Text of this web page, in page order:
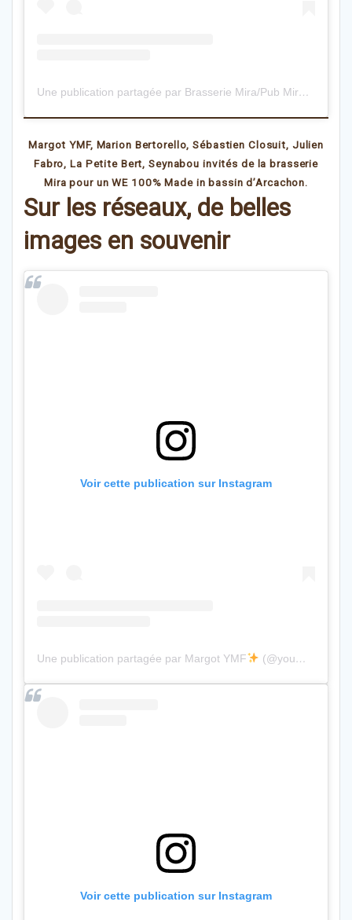
Une publication partagée par Brasserie Mira/Pub Mira Music (@brasseriemira)
Margot YMF, Marion Bertorello, Sébastien Closuit, Julien
Fabro, La Petite Bert, Seynabou invités de la brasserie
Mira pour un WE 100% Made in bassin d’Arcachon.
Sur les réseaux, de belles
images en souvenir
Voir cette publication sur Instagram
Une publication partagée par Margot YMF (@youmakefashion)
Voir cette publication sur Instagram